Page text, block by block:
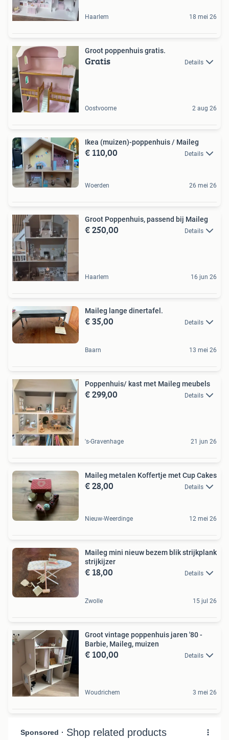
Haarlem 18 mei 26
Groot poppenhuis gratis.
Gratis Details
Oostvoorne 2 aug 26
Ikea (muizen)-poppenhuis / Maileg
€ 110,00 Details
Woerden 26 mei 26
Groot Poppenhuis, passend bij Maileg
€ 250,00 Details
Haarlem 16 jun 26
Maileg lange dinertafel.
€ 35,00 Details
Baarn 13 mei 26
Poppenhuis/ kast met Maileg meubels
€ 299,00 Details
's-Gravenhage 21 jun 26
Maileg metalen Koffertje met Cup Cakes
€ 28,00 Details
Nieuw-Weerdinge 12 mei 26
Maileg mini nieuw bezem blik strijkplank
strijkijzer
€ 18,00 Details
Zwolle 15 jul 26
Groot vintage poppenhuis jaren '80 -
Barbie, Maileg, muizen
€ 100,00 Details
Woudrichem 3 mei 26